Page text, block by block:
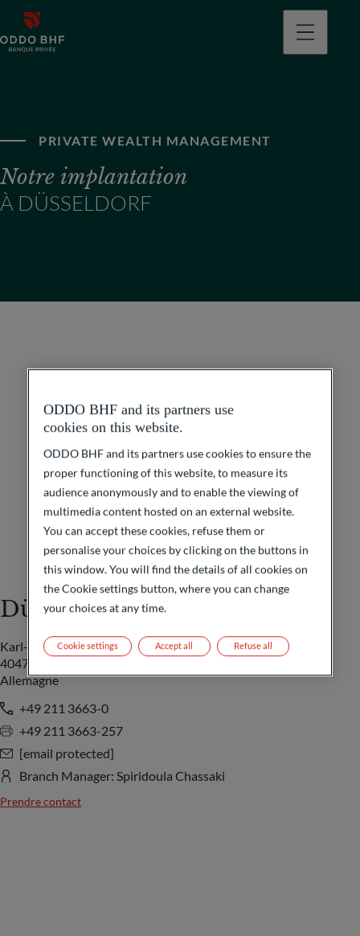
PRIVATE WEALTH MANAGEMENT
Notre implantation
À DÜSSELDORF
Düsseldorf
Karl-Arnold-Platz 1
40474 Düsseldorf
Allemagne
+49 211 3663-0
+49 211 3663-257
[email protected]
Branch Manager: Spiridoula Chassaki
Prendre contact
ODDO BHF and its partners use
cookies on this website.
ODDO BHF and its partners use cookies to ensure the
proper functioning of this website, to measure its
audience anonymously and to enable the viewing of
multimedia content hosted on an external website.
You can accept these cookies, refuse them or
personalise your choices by clicking on the buttons in
this window. You will find the details of all cookies on
the Cookie settings button, where you can change
your choices at any time.
Cookie settings Refuse all
Accept all